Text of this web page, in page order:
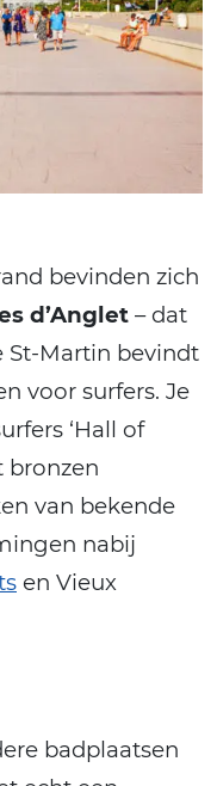
bevinden zich
d’Anglet – dat
St-Martin bevindt
voor surfers. Je
‘Hall of
bronzen
van bekende
nabij
en Vieux
badplaatsen